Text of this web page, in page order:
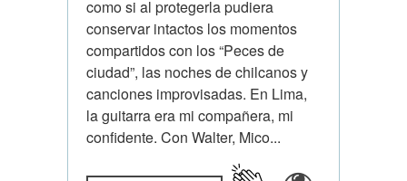
como si al protegerla pudiera
conservar intactos los momentos
compartidos con los “Peces de
ciudad”, las noches de chilcanos y
canciones improvisadas. En Lima,
la guitarra era mi compañera, mi
confidente. Con Walter, Mico...